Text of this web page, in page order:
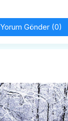
Yorum Gönder (0)